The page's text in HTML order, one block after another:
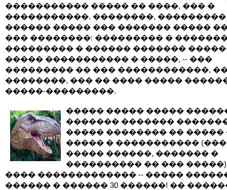
����������� ����� �� ����, ��� �
�����������. ��������, ���������
������ ����� ��� ������� �����
��� ��������: ��������� �
��������� � ������ �������
����� ����������� � �����, -- ���
��������� �� ��� ������������,
��������, ��� �� ���� �����
�����-���������.
����� ����� �����
������� �������
����� �������� �� �����
����� � �����������
����� ������, ������� �
���������� �� ���
���� ������������� -- �����
������ � ������ 30 ������! ��